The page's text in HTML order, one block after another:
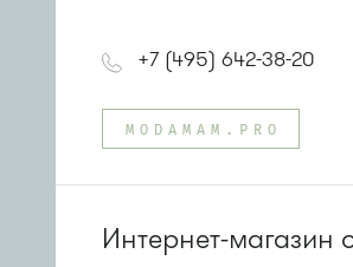
+7 (495) 642-38-20
MODAMAM.PRO
Интернет-